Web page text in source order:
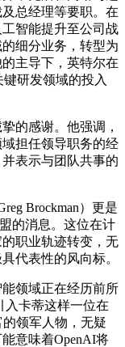
总经理等要职。在
智能提升至公司战
细分业务，转型为
主导下，英特尔在
研发领域的投入
的感谢。他强调，
担任领导职务的经
表示与团队共事的
Brockman）更是
的消息。这位在计
职业轨迹转变，无
代表性的风向标。
领域正在经历前所
入卡蒂这样一位在
领军人物，无疑
意味着OpenAI将